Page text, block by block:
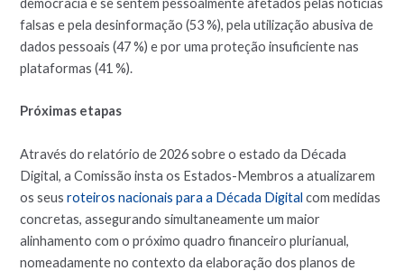
falsas e pela desinformação (53 %), pela utilização abusiva de
dados pessoais (47 %) e por uma proteção insuficiente nas
plataformas (41 %).
Próximas etapas
Através do relatório de 2026 sobre o estado da Década
Digital, a Comissão insta os Estados-Membros a atualizarem
os seusroteiros nacionais para a Década Digital com medidas
concretas, assegurando simultaneamente um maior
alinhamento com o próximo quadro financeiro plurianual,
nomeadamente no contexto da elaboração dos planos de